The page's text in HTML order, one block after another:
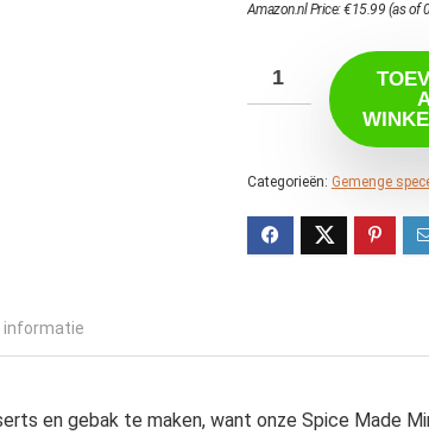
Amazon.nl Price:€15.99 (as of
Categorieën: Gemenge
informatie
en gebak te maken, want onze Spice Made